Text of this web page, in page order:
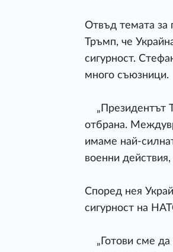
Отвъд темата за
Тръмп, че
сигурност.
много съюзници.
„Президентът
отбрана.
имаме най-
военни
Според нея
сигурност на
„Готови сме да